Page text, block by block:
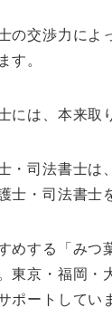
の交渉力によ
す。
には、本来取
・司法書士は
士・司法書士
めする「みつ
東京・福岡・
ポートしてい